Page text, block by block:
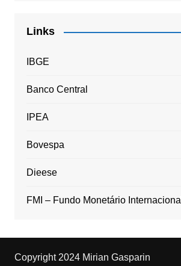
Links
IBGE
Banco Central
IPEA
Bovespa
Dieese
FMI – Fundo Monetário Internacional
Copyright 2024 Mirian Gasparin